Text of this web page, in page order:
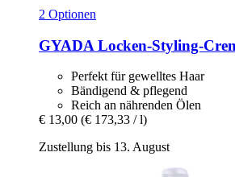
2 Optionen
GYADA Locken-​Styling-​
Perfekt für gewelltes Haar
Bändigend & pflegend
Reich an nährenden Ölen
€ 13,00 (€ 173,33 / l)
Zustellung bis 13. August